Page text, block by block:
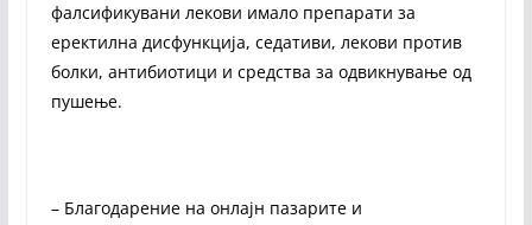
фалсификувани лекови имало препарати за
еректилна дисфункција, седативи, лекови против
болки, антибиотици и средства за одвикнување од
пушење.
– Благодарение на онлајн пазарите и